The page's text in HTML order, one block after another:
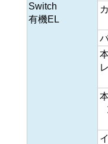
Switch
有機EL